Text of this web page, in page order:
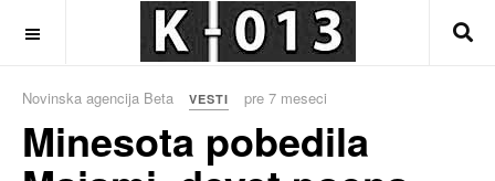
Novinska agencija Beta VESTI pre 7 meseci
Minesota pobedila